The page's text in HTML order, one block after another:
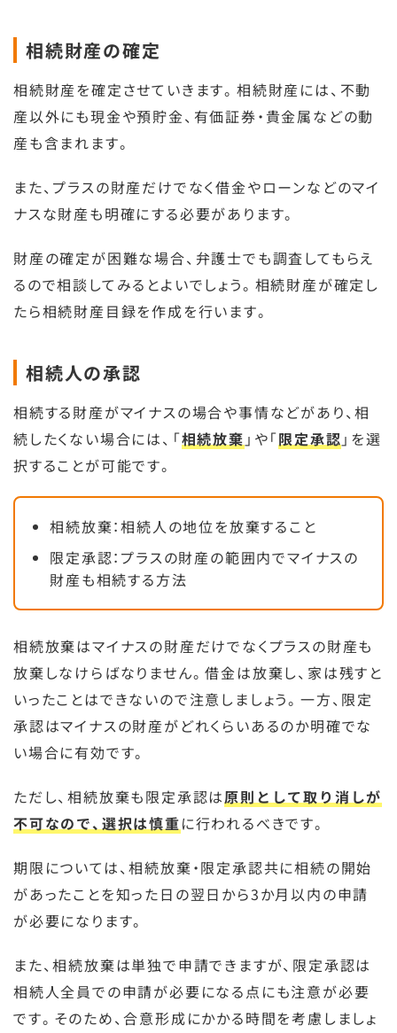
相続財産の確定
相続財産を確定させていきます。相続財産には、不動
産以外にも現金や預貯金、有価証券・貴金属などの動
産も含まれます。
また、プラスの財産だけでなく借金やローンなどのマイ
ナスな財産も明確にする必要があります。
財産の確定が困難な場合、弁護士でも調査してもらえ
るので相談してみるとよいでしょう。相続財産が確定し
たら相続財産目録を作成を行います。
相続人の承認
相続する財産がマイナスの場合や事情などがあり、相
続したくない場合には、「相続放棄 」や「限定承認 」を選
択することが可能です。
相続放棄：相続人の地位を放棄すること
限定承認：プラスの財産の範囲内でマイナスの
財産も相続する方法
相続放棄はマイナスの財産だけでなくプラスの財産も
放棄しなけらばなりません。借金は放棄し、家は残すと
いったことはできないので注意しましょう。一方、限定
承認はマイナスの財産がどれくらいあるのか明確でな
い場合に有効です。
ただし、相続放棄も限定承認は原則として取り消しが
不可なので、選択は慎重に行われるべきです。
期限については、相続放棄・限定承認共に相続の開始
があったことを知った日の翌日から3か月以内の申請
が必要になります。
また、相続放棄は単独で申請できますが、限定承認は
相続人全員での申請が必要になる点にも注意が必要
です。そのため、合意形成にかかる時間を考慮しましょ